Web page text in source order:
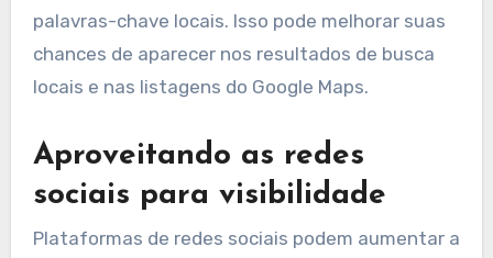
palavras-chave locais. Isso pode melhorar suas
chances de aparecer nos resultados de busca
locais e nas listagens do Google Maps.
Aproveitando as redes
sociais para visibilidade
Plataformas de redes sociais podem aumentar a